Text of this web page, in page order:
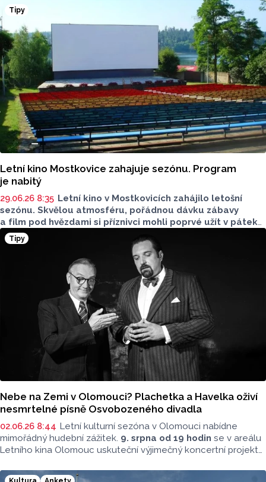
Tipy
Letní kino Mostkovice zahajuje sezónu. Program
je nabitý
29.06.26 8:35 Letní kino v Mostkovicích zahájilo letošní
sezónu. Skvělou atmosféru, pořádnou dávku zábavy
a film pod hvězdami si příznivci mohli poprvé užít v pátek
26. června. Promítala se česká klasika Samotáři. Na léto
je připravený pestrý program.
Tipy
Nebe na Zemi v Olomouci? Plachetka a Havelka oživí
nesmrtelné písně Osvobozeného divadla
02.06.26 8:44 Letní kulturní sezóna v Olomouci nabídne
mimořádný hudební zážitek. 9. srpna od 19 hodin se v areálu
Letního kina Olomouc uskuteční výjimečný koncertní projekt
české meziválečné tvorby.